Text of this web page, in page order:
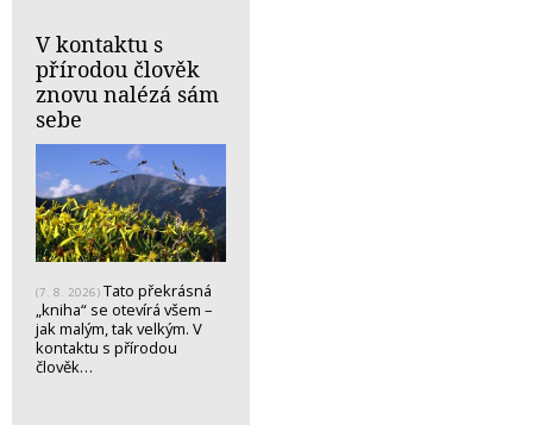
V kontaktu s
přírodou člověk
znovu nalézá sám
sebe
(7. 8. 2026) Tato překrásná
„kniha“ se otevírá všem –
jak malým, tak velkým. V
kontaktu s přírodou
člověk…